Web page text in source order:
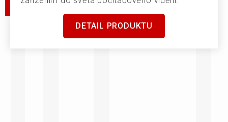
DETAIL PRODUKTU